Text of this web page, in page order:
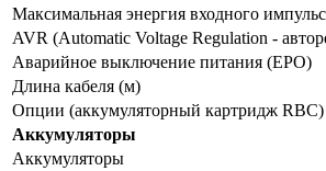
Максимальная энергия входного
AVR (Automatic Voltage Regulation -
Аварийное выключение питания (EPO)
Длина кабеля (м)
Опции (аккумуляторный картридж RBC)
Аккумуляторы
Аккумуляторы